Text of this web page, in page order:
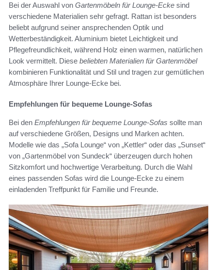
Bei der Auswahl von Gartenmöbeln für Lounge-Ecke sind
verschiedene Materialien sehr gefragt. Rattan ist besonders
beliebt aufgrund seiner ansprechenden Optik und
Wetterbeständigkeit. Aluminium bietet Leichtigkeit und
Pflegefreundlichkeit, während Holz einen warmen, natürlichen
Look vermittelt. Diese beliebten Materialien für Gartenmöbel
kombinieren Funktionalität und Stil und tragen zur gemütlichen
Atmosphäre Ihrer Lounge-Ecke bei.
Empfehlungen für bequeme Lounge-Sofas
Bei den Empfehlungen für bequeme Lounge-Sofas sollte man
auf verschiedene Größen, Designs und Marken achten.
Modelle wie das „Sofa Lounge“ von „Kettler“ oder das „Sunset“
von „Gartenmöbel von Sundeck“ überzeugen durch hohen
Sitzkomfort und hochwertige Verarbeitung. Durch die Wahl
eines passenden Sofas wird die Lounge-Ecke zu einem
einladenden Treffpunkt für Familie und Freunde.